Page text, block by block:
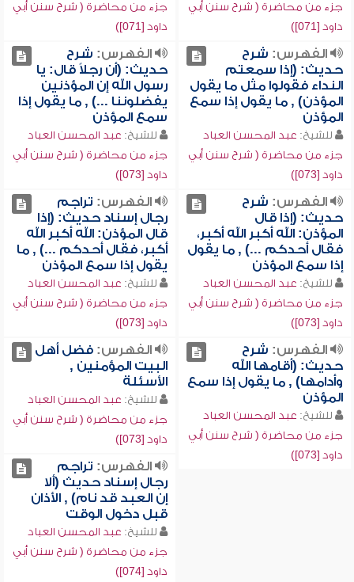
جزء من محاضرة ( شرح سنن أبي
داود [071])
جزء من محاضرة ( شرح سنن أبي
داود [071])
الفهرس: شرح
حديث: (إذا سمعتم
النداء فقولوا مثل ما يقول
المؤذن) , ما يقول إذا سمع
المؤذن
للشيخ: عبد المحسن العباد
جزء من محاضرة ( شرح سنن أبي
داود [073])
الفهرس: شرح
حديث: (أن رجلاً قال: يا
رسول الله إن المؤذنين
يفضلوننا ...) , ما يقول إذا
سمع المؤذن
للشيخ: عبد المحسن العباد
جزء من محاضرة ( شرح سنن أبي
داود [073])
الفهرس: شرح
حديث: (إذا قال
المؤذن: الله أكبر الله أكبر،
فقال أحدكم ...) , ما يقول
إذا سمع المؤذن
للشيخ: عبد المحسن العباد
جزء من محاضرة ( شرح سنن أبي
داود [073])
الفهرس: تراجم
رجال إسناد حديث: (إذا
قال المؤذن: الله أكبر الله
أكبر، فقال أحدكم ...) , ما
يقول إذا سمع المؤذن
للشيخ: عبد المحسن العباد
جزء من محاضرة ( شرح سنن أبي
داود [073])
الفهرس: شرح
حديث: (أقامها الله
وأدامها) , ما يقول إذا سمع
المؤذن
للشيخ: عبد المحسن العباد
جزء من محاضرة ( شرح سنن أبي
داود [073])
الفهرس:فضل أهل
البيت المؤمنين ,
الأسئلة
للشيخ: عبد المحسن العباد
جزء من محاضرة ( شرح سنن أبي
داود [073])
الفهرس: تراجم
رجال إسناد حديث (ألا
إن العبد قد نام) , الأذان
قبل دخول الوقت
للشيخ: عبد المحسن العباد
جزء من محاضرة ( شرح سنن أبي
داود [074])